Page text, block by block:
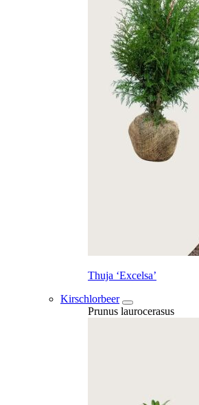
Thuja ‘Excelsa’
Kirschlorbeer
Prunus laurocerasus